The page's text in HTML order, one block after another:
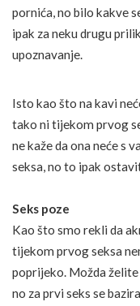
pornića, no bilo kakve
ipak za neku drugu
upoznavanje.
Isto kao što na kavi
tako ni tijekom prvog
ne kaže da ona neće s
seksa, no to ipak
Seks poze
Kao što smo rekli da
tijekom prvog seksa
poprijeko. Možda
no za prvi seks se